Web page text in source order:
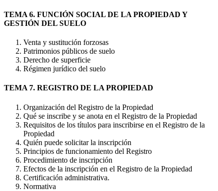
TEMA 6. FUNCIÓN SOCIAL DE LA PROPIEDAD Y
GESTIÓN DEL SUELO
Venta y sustitución forzosas
Patrimonios públicos de suelo
Derecho de superficie
Régimen jurídico del suelo
TEMA 7. REGISTRO DE LA PROPIEDAD
Organización del Registro de la Propiedad
Qué se inscribe y se anota en el Registro de la Propiedad
Requisitos de los títulos para inscribirse en el Registro de la
Propiedad
Quién puede solicitar la inscripción
Principios de funcionamiento del Registro
Procedimiento de inscripción
Efectos de la inscripción en el Registro de la Propiedad
Certificación administrativa.
Normativa